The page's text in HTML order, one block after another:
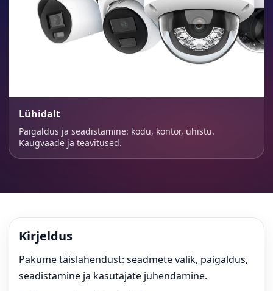
Lühidalt
Paigaldus ja seadistamine: kodu, kontor, ühistu.
Kaugvaade ja teavitused.
Kirjeldus
Pakume täislahendust: seadmete valik, paigaldus,
seadistamine ja kasutajate juhendamine.